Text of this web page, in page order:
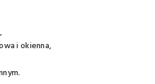
i okienna,